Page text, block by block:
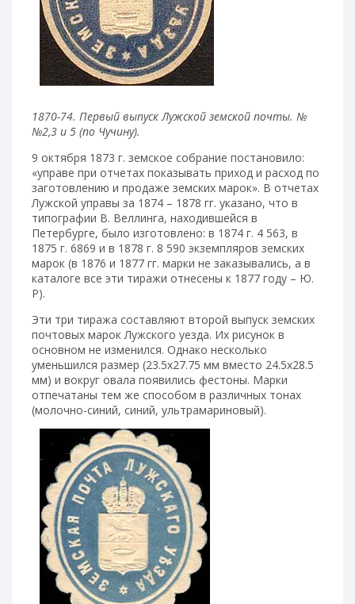
1870-74. Первый выпуск Лужской земской почты. №
№2,3 и 5 (по Чучину).
9 октября 1873 г. земское собрание постановило:
«управе при отчетах показывать приход и расход по
заготовлению и продаже земских марок». В отчетах
Лужской управы за 1874 – 1878 гг. указано, что в
типографии В. Веллинга, находившейся в
Петербурге, было изготовлено: в 1874 г. 4 563, в
1875 г. 6869 и в 1878 г. 8 590 экземпляров земских
марок (в 1876 и 1877 гг. марки не заказывались, а в
каталоге все эти тиражи отнесены к 1877 году – Ю.
Р).
Эти три тиража составляют второй выпуск земских
почтовых марок Лужского уезда. Их рисунок в
основном не изменился. Однако несколько
уменьшился размер (23.5х27.75 мм вместо 24.5х28.5
мм) и вокруг овала появились фестоны. Марки
отпечатаны тем же способом в различных тонах
(молочно-синий, синий, ультрамариновый).